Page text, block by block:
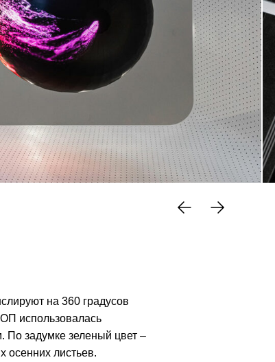
на 360 градусов
использовалась
По задумке зеленый цвет –
осенних листьев.